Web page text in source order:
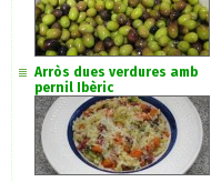
Arròs dues verdures amb
pernil Ibèric